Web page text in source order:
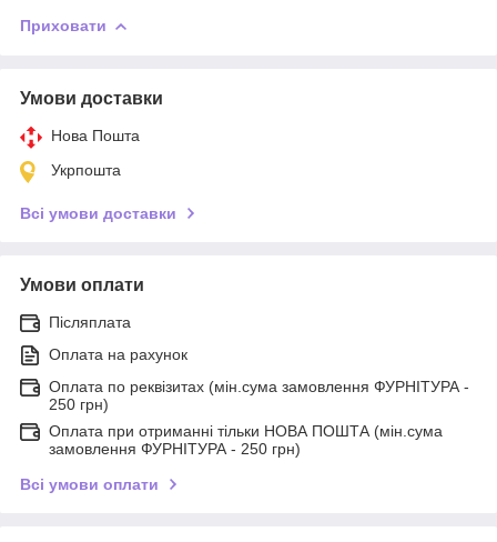
Приховати
Умови доставки
Нова Пошта
Укрпошта
Всі умови доставки
Умови оплати
Післяплата
Оплата на рахунок
Оплата по реквізитах (мін.сума замовлення ФУРНІТУРА -
250 грн)
Оплата при отриманні тільки НОВА ПОШТА (мін.сума
замовлення ФУРНІТУРА - 250 грн)
Всі умови оплати